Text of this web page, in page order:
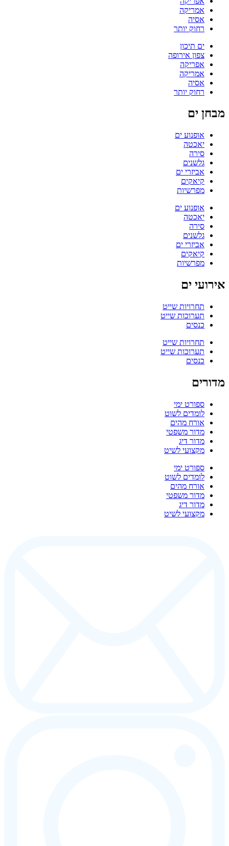
אמריקה
אסיה
רחוק יותר
ים תיכון
צפון אירופה
אפריקה
אמריקה
אסיה
רחוק יותר
מבחן ים
אופנוע ים
יאכטה
סירה
גלשנים
אביזרי ים
קיאקים
מפרשיות
אופנוע ים
יאכטה
סירה
גלשנים
אביזרי ים
קיאקים
מפרשיות
אירועי ים
תחרויות שייט
תערוכות שייט
כנסים
תחרויות שייט
תערוכות שייט
כנסים
מדורים
ספורט ימי
לומדים לשוט
אורח מהים
מדור משפטי
מדור דיג
מקצועי לשיט
ספורט ימי
לומדים לשוט
אורח מהים
מדור משפטי
מדור דיג
מקצועי לשיט